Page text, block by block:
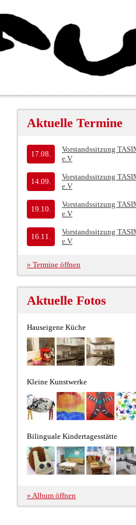
Aktuelle Termine
17.08.
Vorstandssitzung
e.V
14.09.
Vorstandssitzung
e.V
19.10.
Vorstandssitzung
e.V
16.11.
Vorstandssitzung
e.V
» Termine öffnen
Aktuelle Fotos
Hauseigene Küche
Kleine Kunstwerke
Bilinguale Kindertagesstätte
» Album öffnen